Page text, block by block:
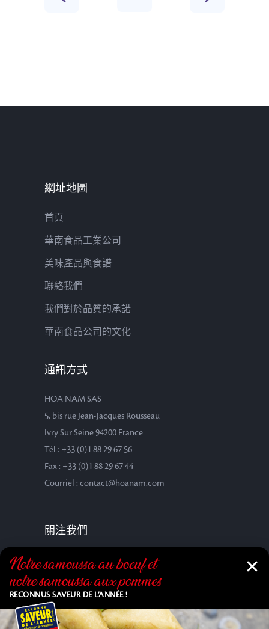
網址地圖
首頁
華南食品工業公司
美味產品與食譜
聯絡我們
我們對於品質的承諾
華南食品公司的文化
通訊方式
HOA NAM SAS
5, bis rue Jean-Jacques Rousseau
Ivry Sur Seine 94200 France
Tél : +33 (0)1 88 29 67 56
Fax : +33 (0)1 88 29 67 44
Courriel : contact@hoanam.com
關注我們
Notre samoussa au bœuf et
notre samoussa aux pommes
RECONNUS SAVEUR DE L’ANNÉE !